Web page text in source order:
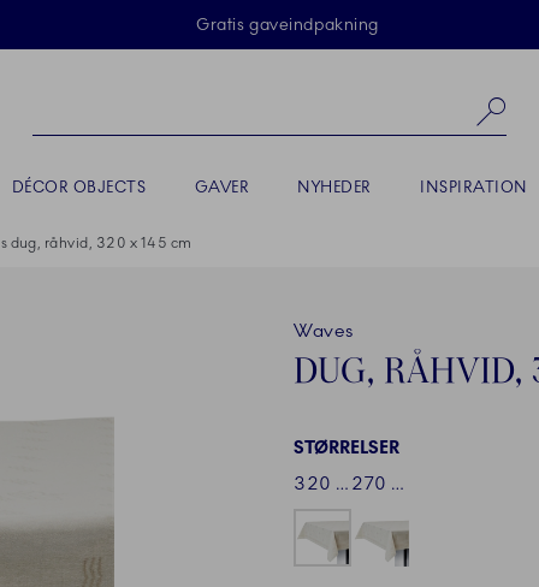
Skip Navigation
Gratis gaveindpakning
DÉCOR OBJECTS GAVER NYHEDER INSPIRATION
dug, råhvid, 320 x 145 cm
Waves
DUG, RÅHVID,
STØRRELSER
320 x 145 cm
270 x 145 cm